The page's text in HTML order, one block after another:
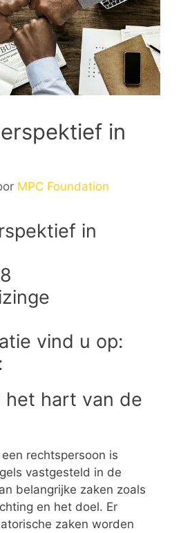
in
MPC Foundation
in
vind u op:
het hart van de
rechtspersoon is
vastgesteld in de
belangrijke zaken zoals
en het doel. Er
zaken worden